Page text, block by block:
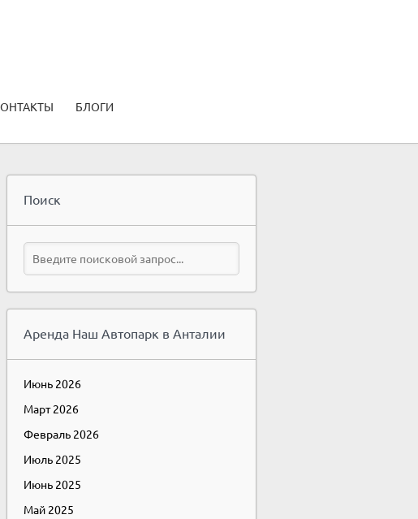
БЛОГИ
Поиск
Аренда Наш Автопарк в Анталии
Июнь 2026
Март 2026
Февраль 2026
Июль 2025
Июнь 2025
Май 2025